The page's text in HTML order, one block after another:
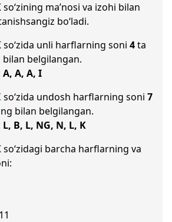
so‘zining ma’nosi va izohi bilan
bo‘ladi.
so‘zida unli harflarning soni 4ta
belgilangan.
A, A, A, I
so‘zida undosh harflarning soni 7
bilan belgilangan.
L, B, L, NG, N, L, K
so‘zidagi barcha harflarning va